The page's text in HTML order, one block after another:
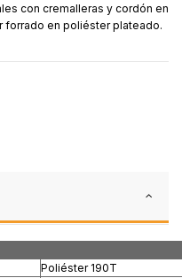
con cremalleras y cordón en
forrado en poliéster plateado.
Poliéster 190T